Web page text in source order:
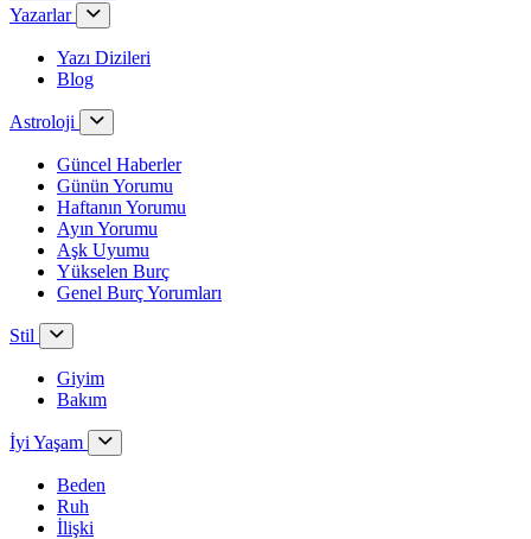
Yazarlar
Yazı Dizileri
Blog
Astroloji
Güncel Haberler
Günün Yorumu
Haftanın Yorumu
Ayın Yorumu
Aşk Uyumu
Yükselen Burç
Genel Burç Yorumları
Stil
Giyim
Bakım
İyi Yaşam
Beden
Ruh
İlişki